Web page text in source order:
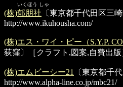
いくほう しゃ
(株)郁朋社 〔東京都千代田区三
http://www.ikuhousha.com/
(株)エス・ワイ・ピー（S.Y.P.
荻窪〕［クラフト,図案,自費出版
(株)エムビーシー21
〔東京都千
http://www.alpha-line.co.jp/mbc21/